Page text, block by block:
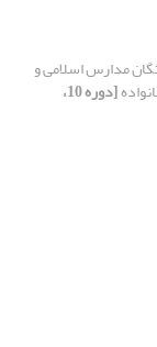
مدارس اسلامی و
[دوره 10،